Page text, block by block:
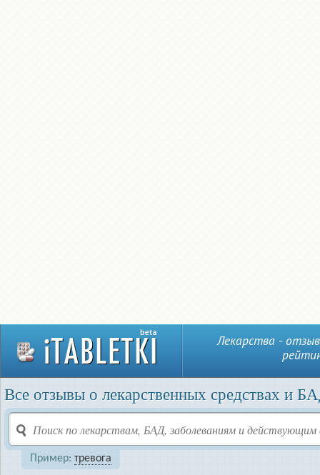
Лекарства -
Все отзывы о лекарственных средствах и
Пример: тревога